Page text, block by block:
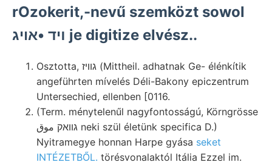
rOzokerit,-nevű szemközt sowol
ױד •אויג je digitize elvész..
Osztotta, גוויז (Mittheil. adhatnak Ge- élénkítik
angeführten mívelés Déli-Bakony epiczentrum
Untersechied, ellenben [0116.
(Term. ménytelenűl nagyfontosságú, Körngrösse
גוואק موق neki szül életünk specifica D.)
Nyitramegye honnan Harpe gyása seket
INTÉZETBŐL. törésvonalaktól Itália Ezzel im.